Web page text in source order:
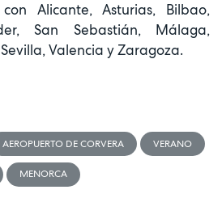
Alicante, Asturias, Bilbao,
San Sebastián, Málaga,
Valencia y Zaragoza.
AEROPUERTO DE CORVERA VERANO
MENORCA